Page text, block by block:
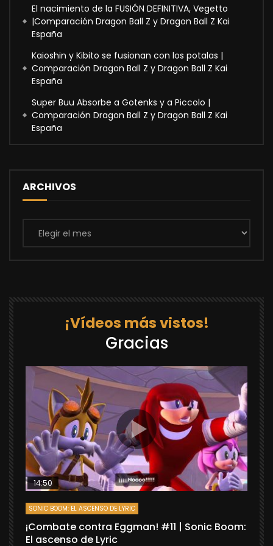
El nacimiento de la FUSIÓN DEFINITIVA, Vegetto
|Comparación Dragon Ball Z y Dragon Ball Z Kai
España
Kaioshin y Kibito se fusionan con los potalas |
Comparación Dragon Ball Z y Dragon Ball Z Kai
España
Super Buu Absorbe a Gotenks y a Piccolo |
Comparación Dragon Ball Z y Dragon Ball Z Kai
España
ARCHIVOS
Archivos
¡Vídeos más vistos!
Gracias
14:50
SONIC BOOM: EL ASCENSO DE LYRIC
¡Combate contra Eggman! #11 | Sonic Boom:
El ascenso de Lyric